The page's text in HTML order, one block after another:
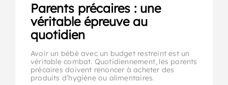
Parents précaires : une
véritable épreuve au
quotidien
Avoir un bébé avec un budget restreint est un
véritable combat. Quotidiennement, les parents
précaires doivent renoncer à acheter des
produits d’hygiène ou alimentaires.